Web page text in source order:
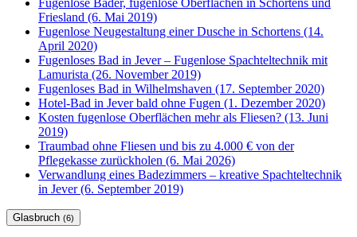
Friesland (6. Mai 2019)
Fugenlose Neugestaltung einer Dusche in Schortens (14.
April 2020)
Fugenloses Bad in Jever – Fugenlose Spachteltechnik mit
Lamurista (26. November 2019)
Fugenloses Bad in Wilhelmshaven (17. September 2020)
Hotel-Bad in Jever bald ohne Fugen (1. Dezember 2020)
Kosten fugenlose Oberflächen mehr als Fliesen? (13. Juni
2019)
Traumbad ohne Fliesen und bis zu 4.000 € von der
Pflegekasse zurückholen (6. Mai 2026)
Verwandlung eines Badezimmers – kreative Spachteltechnik
in Jever (6. September 2019)
Glasbruch (6)